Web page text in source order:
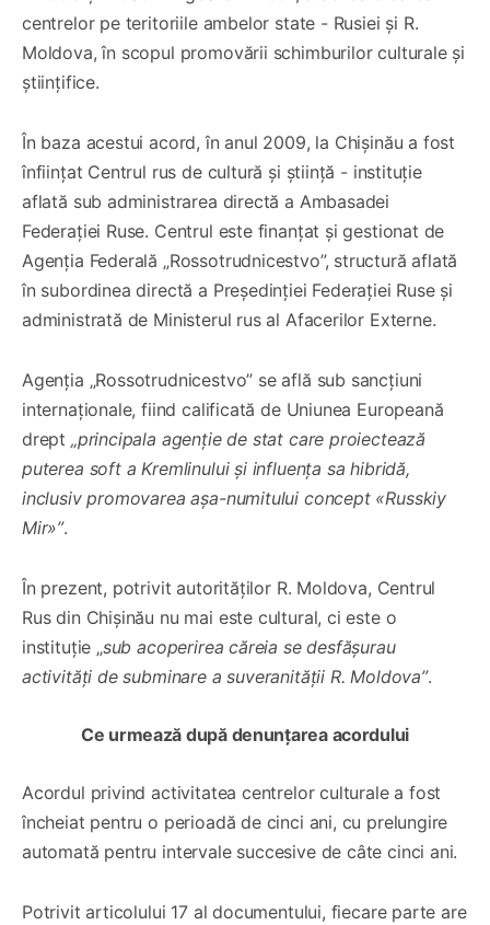
centrelor pe teritoriile ambelor state - Rusiei și R.
Moldova, în scopul promovării schimburilor culturale și
științifice.
În baza acestui acord, în anul 2009, la Chișinău a fost
înființat Centrul rus de cultură și știință - instituție
aflată sub administrarea directă a Ambasadei
Federației Ruse. Centrul este finanțat și gestionat de
Agenția Federală „Rossotrudnicestvo”, structură aflată
în subordinea directă a Președinției Federației Ruse și
administrată de Ministerul rus al Afacerilor Externe.
Agenția „Rossotrudnicestvo” se află sub sancțiuni
internaționale, fiind calificată de Uniunea Europeană
drept „principala agenție de stat care proiectează
puterea soft a Kremlinului și influența sa hibridă,
inclusiv promovarea așa-numitului concept «Russkiy
Mir»”.
În prezent, potrivit autorităților R. Moldova, Centrul
Rus din Chișinău nu mai este cultural, ci este o
instituție „sub acoperirea căreia se desfășurau
activități de subminare a suveranității R. Moldova”.
Ce urmează după denunțarea acordului
Acordul privind activitatea centrelor culturale a fost
încheiat pentru o perioadă de cinci ani, cu prelungire
automată pentru intervale succesive de câte cinci ani.
Potrivit articolului 17 al documentului, fiecare parte are